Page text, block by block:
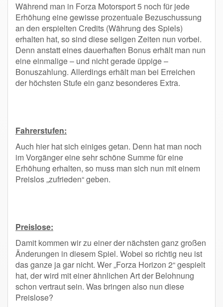
Während man in Forza Motorsport 5 noch für jede
Erhöhung eine gewisse prozentuale Bezuschussung
an den erspielten Credits (Währung des Spiels)
erhalten hat, so sind diese seligen Zeiten nun vorbei.
Denn anstatt eines dauerhaften Bonus erhält man nun
eine einmalige – und nicht gerade üppige –
Bonuszahlung. Allerdings erhält man bei Erreichen
der höchsten Stufe ein ganz besonderes Extra.
Fahrerstufen:
Auch hier hat sich einiges getan. Denn hat man noch
im Vorgänger eine sehr schöne Summe für eine
Erhöhung erhalten, so muss man sich nun mit einem
Preislos „zufrieden“ geben.
Preislose:
Damit kommen wir zu einer der nächsten ganz großen
Änderungen in diesem Spiel. Wobei so richtig neu ist
das ganze ja gar nicht. Wer „Forza Horizon 2“ gespielt
hat, der wird mit einer ähnlichen Art der Belohnung
schon vertraut sein. Was bringen also nun diese
Preislose?